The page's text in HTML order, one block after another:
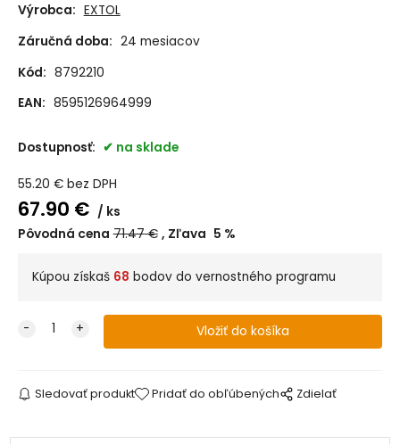
Výrobca: EXTOL
Záručná doba: 24 mesiacov
Kód: 8792210
EAN: 8595126964999
Dostupnosť: na sklade
55.20 € bez DPH
67.90 €
ks
Pôvodná cena 71.47€ Zľava 5 %
Kúpou získaš 68 bodov do vernostného programu
Sledovať produkt Pridať do obľúbených Zdielať